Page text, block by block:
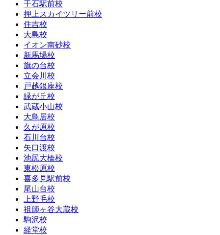
千石駅前校
押上スカイツリー前校
住吉校
大島校
イオン南砂校
新馬場校
旗の台校
立会川校
戸越銀座校
緑が丘校
武蔵小山校
大鳥居校
久が原校
石川台校
矢口渡校
池尻大橋校
東松原校
喜多見駅前校
尾山台校
上野毛校
祖師ヶ谷大蔵校
駒沢校
経堂校